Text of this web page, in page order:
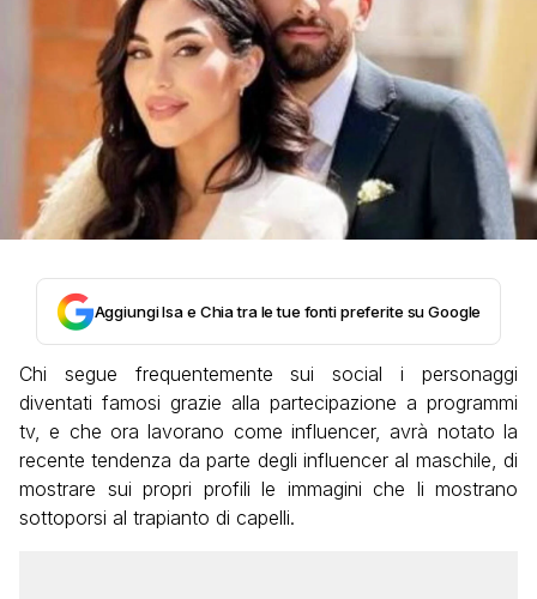
Aggiungi Isa e Chia tra le tue fonti preferite su Google
Chi segue frequentemente sui social i personaggi
diventati famosi grazie alla partecipazione a programmi
tv, e che ora lavorano come influencer, avrà notato la
recente tendenza da parte degli influencer al maschile, di
mostrare sui propri profili le immagini che li mostrano
sottoporsi al trapianto di capelli.